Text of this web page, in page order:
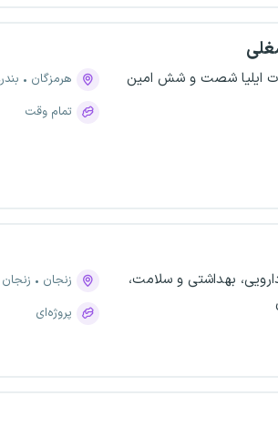
ایلیا شصت و شش امین
هرمزگان
تمام وقت
بهداشتی و سلامت،
زنجان
زنجان
پروژه‌ای